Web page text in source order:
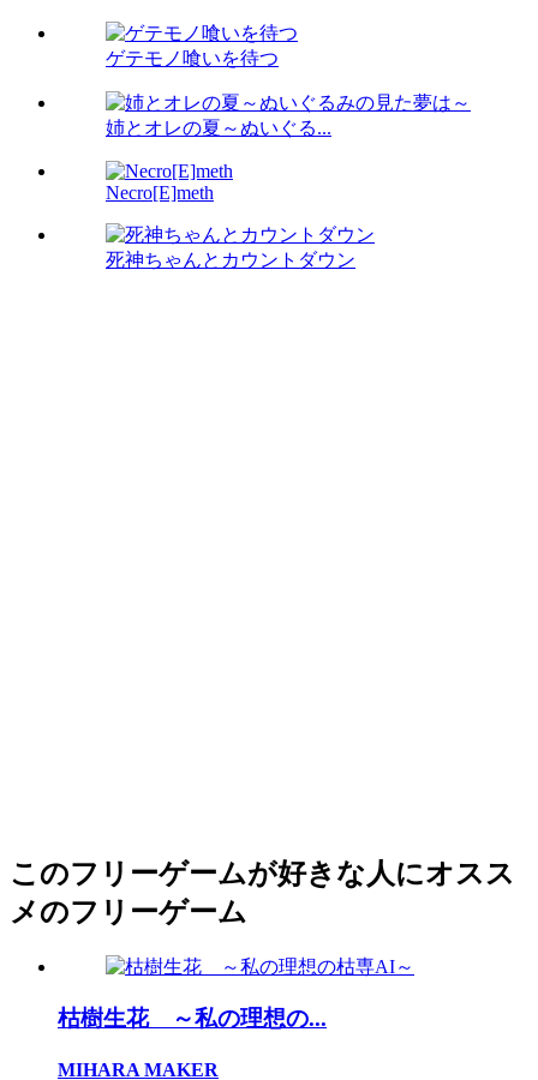
ゲテモノ喰いを待つ
姉とオレの夏～ぬいぐる...
Necro[E]meth
死神ちゃんとカウントダウン
このフリーゲームが好きな人にオスス
メのフリーゲーム
枯樹生花 ～私の理想の...
MIHARA MAKER